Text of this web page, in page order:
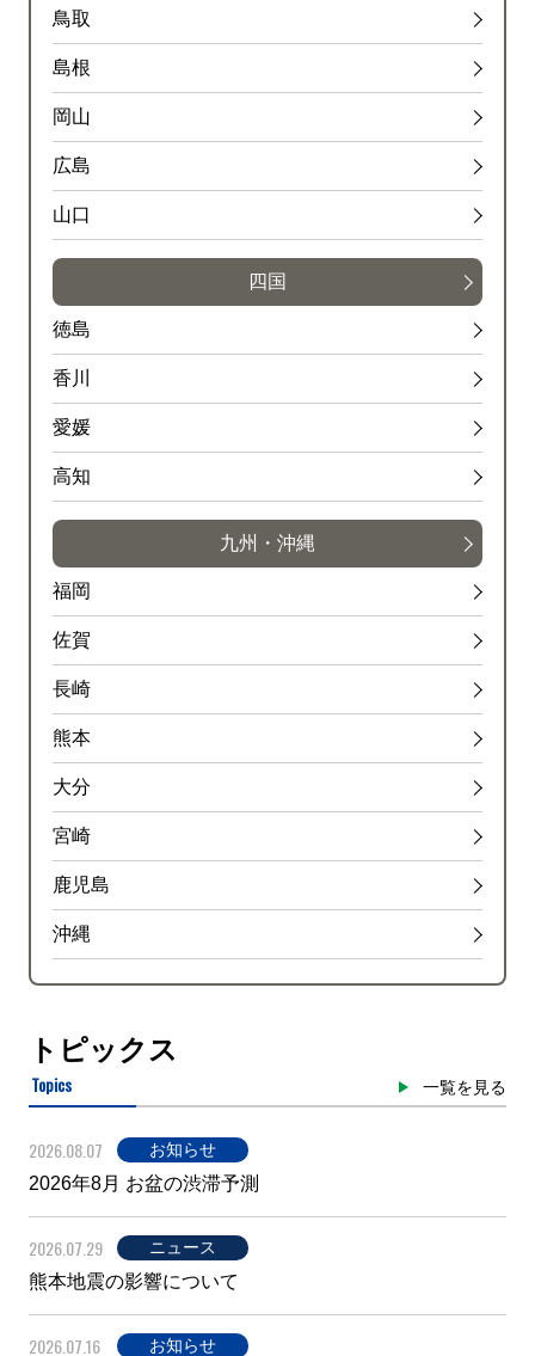
鳥取
島根
岡山
広島
山口
四国
徳島
香川
愛媛
高知
九州・沖縄
福岡
佐賀
長崎
熊本
大分
宮崎
鹿児島
沖縄
トピックス
Topics 一覧を見る
2026.08.07 お知らせ
2026年8月 お盆の渋滞予測
2026.07.29 ニュース
熊本地震の影響について
2026.07.16 お知らせ